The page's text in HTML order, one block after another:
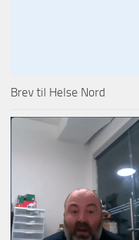
Brev til Helse Nord